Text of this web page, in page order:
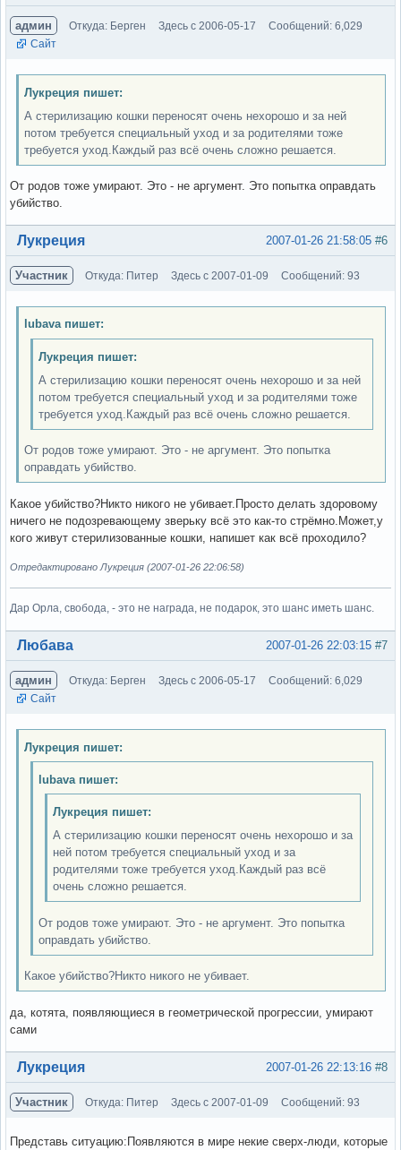
админ Откуда: Берген Здесь с 2006-05-17
Сообщений: 6,029
Сайт
Лукреция пишет:
А стерилизацию кошки переносят очень нехорошо и за ней
потом требуется специальный уход и за родителями тоже
требуется уход.Каждый раз всё очень сложно решается.
От родов тоже умирают. Это - не аргумент. Это попытка оправдать
убийство.
Вне форума #6
2007-01-26 21:58:05
Лукреция
Участник Откуда: Питер Здесь с 2007-01-09 Сообщений: 93
lubava пишет:
Лукреция пишет:
А стерилизацию кошки переносят очень нехорошо и за ней
потом требуется специальный уход и за родителями тоже
требуется уход.Каждый раз всё очень сложно решается.
От родов тоже умирают. Это - не аргумент. Это попытка
оправдать убийство.
Какое убийство?Никто никого не убивает.Просто делать здоровому
ничего не подозревающему зверьку всё это как-то стрёмно.Может,у
кого живут стерилизованные кошки, напишет как всё проходило?
Отредактировано Лукреция (2007-01-26 22:06:58)
Дар Орла, свобода, - это не награда, не подарок, это шанс иметь шанс.
Вне форума #7
2007-01-26 22:03:15
Любава
админ Откуда: Берген Здесь с 2006-05-17
Сообщений: 6,029
Сайт
Лукреция пишет:
lubava пишет:
Лукреция пишет:
А стерилизацию кошки переносят очень нехорошо и за
ней потом требуется специальный уход и за
родителями тоже требуется уход.Каждый раз всё
очень сложно решается.
От родов тоже умирают. Это - не аргумент. Это попытка
оправдать убийство.
Какое убийство?Никто никого не убивает.
да, котята, появляющиеся в геометрической прогрессии, умирают
сами
Вне форума #8
2007-01-26 22:13:16
Лукреция
Участник Откуда: Питер Здесь с 2007-01-09 Сообщений: 93
Представь ситуацию:Появляются в мире некие сверх-люди, которые